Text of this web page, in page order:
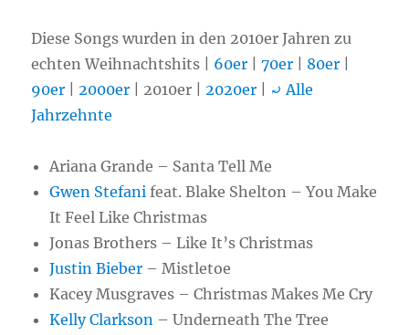
Diese Songs wurden in den 2010er Jahren zu
echten Weihnachtshits | 60er |70er 80er
90er |2000er | 2010er |2020er
⤾ Alle
Jahrzehnte
Ariana Grande – Santa Tell Me
Gwen Stefani feat. Blake Shelton – You Make
It Feel Like Christmas
Jonas Brothers – Like It’s Christmas
Justin Bieber – Mistletoe
Kacey Musgraves – Christmas Makes Me Cry
Kelly Clarkson – Underneath The Tree